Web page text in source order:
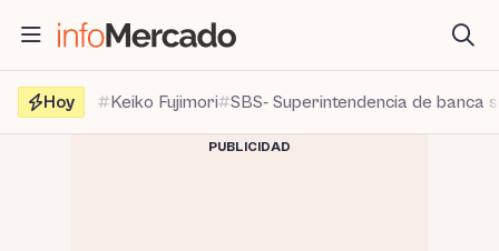
contenido
Hoy
Keiko Fujimori SBS- Superintendencia de banca
PUBLICIDAD